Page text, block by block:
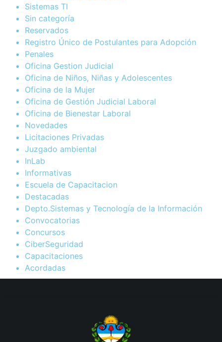
Sistemas TI
Sin categoría
Reservados
Registro Único de Postulantes para Adopción
Penales
Oficina Gestion Judicial
Oficina de Niños, Niñas y Adolescentes
Oficina de la Mujer
Oficina de Gestión Judicial Laboral
Oficina de Bienestar Laboral
Novedades
Licitaciones Privadas
Juzgado ambiental
InLab
Informativas
Escuela de Capacitacion
Destacadas
Depto.Sistemas y Tecnología de la Información
Convocatorias
Concursos
CiberSeguridad
Capacitaciones
Acordadas